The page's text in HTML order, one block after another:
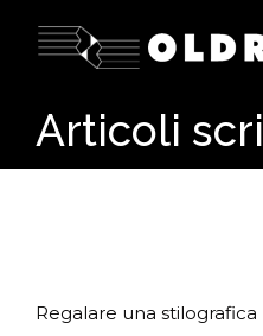
Articoli
Regalare una